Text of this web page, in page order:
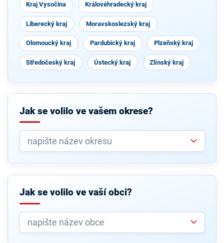
Kraj Vysočina Královéhradecký kraj
Liberecký kraj Moravskoslezský kraj
Olomoucký kraj Pardubický kraj Plzeňský kraj
Středočeský kraj Ústecký kraj Zlínský kraj
Jak se volilo ve vašem okrese?
Jak se volilo ve vaší obci?